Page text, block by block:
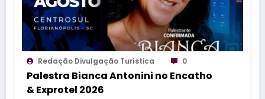
Redação Divulgação Turística 0
Palestra Bianca Antonini no Encatho
& Exprotel 2026